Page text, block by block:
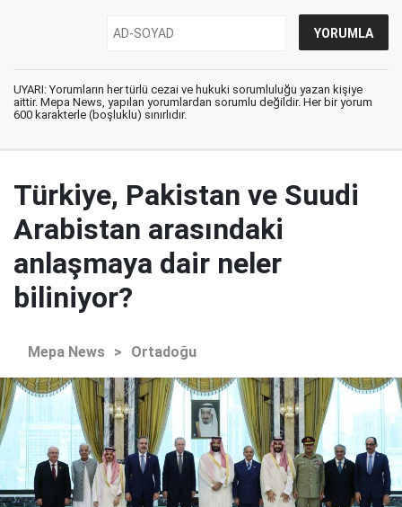
UYARI: Yorumların her türlü cezai ve hukuki sorumluluğu yazan kişiye
aittir. Mepa News, yapılan yorumlardan sorumlu değildir. Her bir yorum
600 karakterle (boşluklu) sınırlıdır.
Türkiye, Pakistan ve Suudi
Arabistan arasındaki
anlaşmaya dair neler
biliniyor?
Mepa News > Ortadoğu